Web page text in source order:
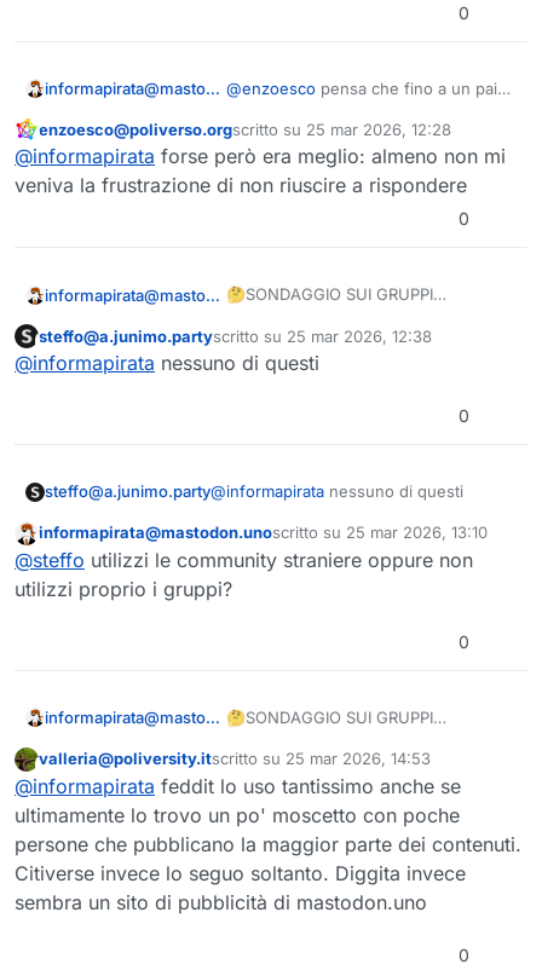
0
informapirata@mastodon.uno @enzoesco pensa che fino a un paio
Come se non esistessero 😂
Questo utente è esterno a questo forum
enzoesco@poliverso.orgscritto su 25 mar 2026, 12:28
ultima modifica di
@informapirata forse però era meglio: almeno non mi
veniva la frustrazione di non riuscire a rispondere
0
informapirata@mastodon.uno 🤔SONDAGGIO SUI GRUPPI
👥 Lo sai che esistono gruppi tematici
nel# Fediverso
Lemmy
chi ha un account#Mastodon!
Questo utente è esterno a questo forum
steffo@a.junimo.partyscritto su 25 mar 2026, 12:38
ultima modifica di
@informapirata nessuno di questi
0
steffo@a.junimo.party@informapirata nessuno di questi
Questo utente è esterno a questo forum
informapirata@mastodon.unoscritto su 25 mar 2026, 13:10
ultima modifica di
@steffo utilizzi le community straniere oppure non
utilizzi proprio i gruppi?
0
informapirata@mastodon.uno 🤔SONDAGGIO SUI GRUPPI
👥 Lo sai che esistono gruppi tematici
nel#Fediverso?
🌐 Sono i gruppi Activitypub e sono
gestiti da software come
#
# NodeBB,#Friendica, #Piefedo
#Mbin; ma la cosa bella è che
possono esssere utilizzati anche da
⁉️ E tu utilizzi i gruppi Activitypub? E su
quali istanze italiane?
Questo utente è esterno a questo forum
valleria@poliversity.itscritto su 25 mar 2026, 14:53
ultima modifica di
@informapirata feddit lo uso tantissimo anche se
ultimamente lo trovo un po' moscetto con poche
persone che pubblicano la maggior parte dei contenuti.
Citiverse invece lo seguo soltanto. Diggita invece
sembra un sito di pubblicità di mastodon.uno
0